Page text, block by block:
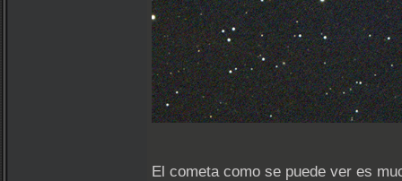
El cometa como se puede ver es